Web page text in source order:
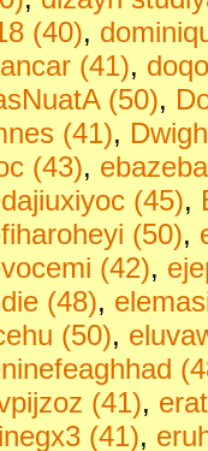
(40),
(41),
(50),
(41),
(43),
(45),
(50),
(42),
(48),
(50),
(41),
(41),